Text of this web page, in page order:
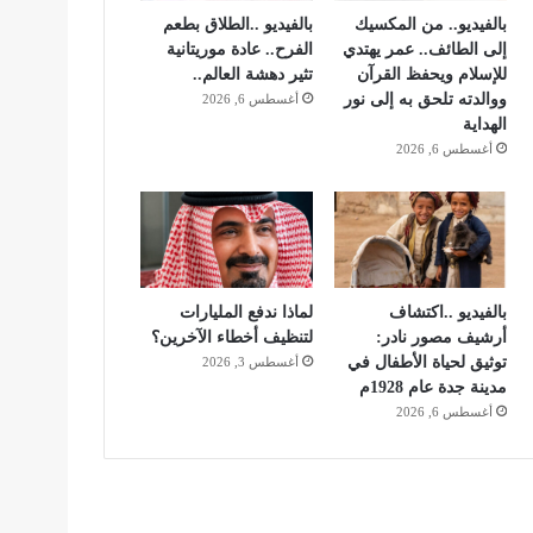
بالفيديو.. من المكسيك
إلى الطائف.. عمر يهتدي
للإسلام ويحفظ القرآن
ووالدته تلحق به إلى نور
الهداية
أغسطس 6, 2026
بالفيديو ..الطلاق بطعم
الفرح.. عادة موريتانية
تثير دهشة العالم..
أغسطس 6, 2026
بالفيديو ..اكتشاف
أرشيف مصور نادر:
توثيق لحياة الأطفال في
مدينة جدة عام 1928م
أغسطس 6, 2026
لماذا ندفع المليارات
لتنظيف أخطاء الآخرين؟
أغسطس 3, 2026